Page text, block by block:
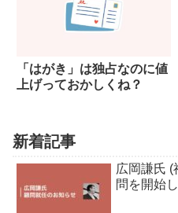
「はがき」は独占なのに値
上げっておかしくね？
新着記事
広岡謙氏 (
問を開始